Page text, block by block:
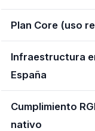
Plan Core (uso
Infraestructura
España
Cumplimiento
nativo